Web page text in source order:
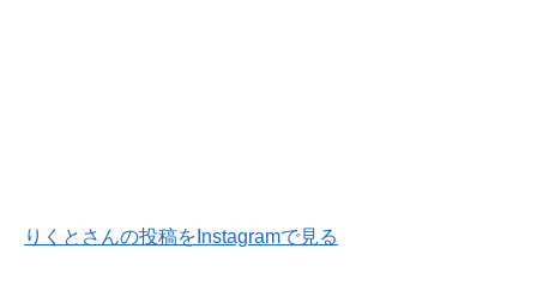
りくとさんの投稿をInstagramで見る